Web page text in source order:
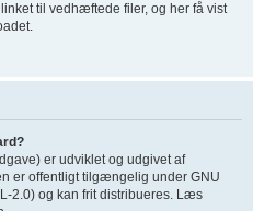
til vedhæftede filer, og her få vist
er udviklet og udgivet af
er offentligt tilgængelig under GNU
2.0) og kan frit distribueres. Læs